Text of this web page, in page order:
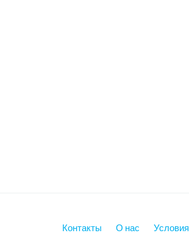
Контакты О нас